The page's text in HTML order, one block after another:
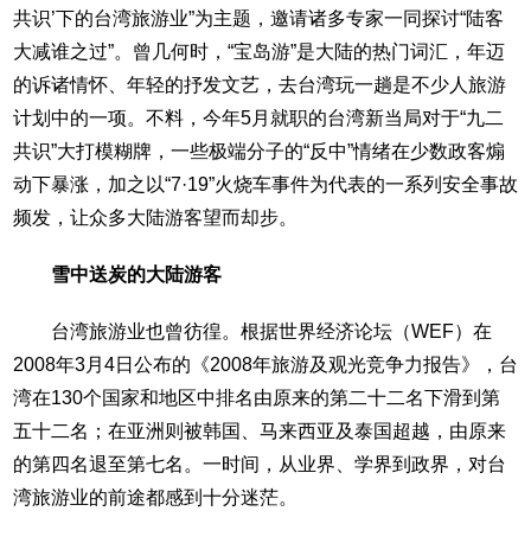
共识’下的台湾旅游业”为主题，邀请诸多专家一同探讨“陆客
大减谁之过”。曾几何时，“宝岛游”是大陆的热门词汇，年迈
的诉诸情怀、年轻的抒发文艺，去台湾玩一趟是不少人旅游
计划中的一项。不料，今年5月就职的台湾新当局对于“九二
共识”大打模糊牌，一些极端分子的“反中”情绪在少数政客煽
动下暴涨，加之以“7·19”火烧车事件为代表的一系列安全事故
频发，让众多大陆游客望而却步。
雪中送炭的大陆游客
台湾旅游业也曾彷徨。根据世界经济论坛（WEF）在
2008年3月4日公布的《2008年旅游及观光竞争力报告》，台
湾在130个国家和地区中排名由原来的第二十二名下滑到第
五十二名；在亚洲则被韩国、马来西亚及泰国超越，由原来
的第四名退至第七名。一时间，从业界、学界到政界，对台
湾旅游业的前途都感到十分迷茫。